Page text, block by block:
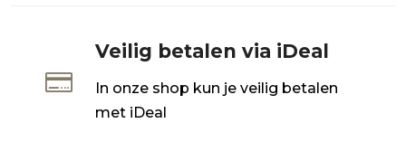

Veilig betalen via iDeal
In onze shop kun je veilig betalen
met iDeal